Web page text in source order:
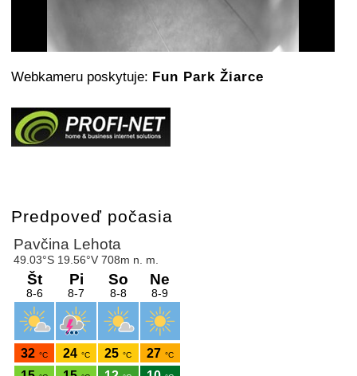
Video
Webkameru poskytuje: Fun Park Žiarce
Predpoveď počasia